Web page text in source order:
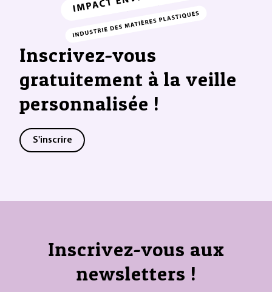
Inscrivez-vous
gratuitement à la veille
personnalisée !
S'inscrire
Inscrivez-vous aux
newsletters !